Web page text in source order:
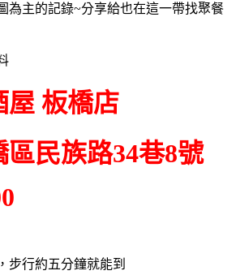
為主的記錄~分享給也在這一帶找聚餐
屋 板橋店
民族路34巷8號
步行約五分鐘就能到